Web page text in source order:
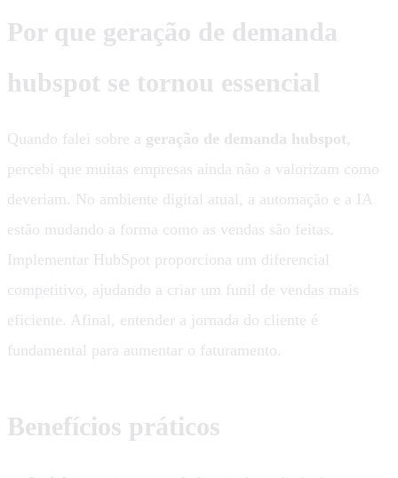
Por que geração de demanda
hubspot se tornou essencial
Quando falei sobre a geração de demanda hubspot,
percebi que muitas empresas ainda não a valorizam como
deveriam. No ambiente digital atual, a automação e a IA
estão mudando a forma como as vendas são feitas.
Implementar HubSpot proporciona um diferencial
competitivo, ajudando a criar um funil de vendas mais
eficiente. Afinal, entender a jornada do cliente é
fundamental para aumentar o faturamento.
Benefícios práticos